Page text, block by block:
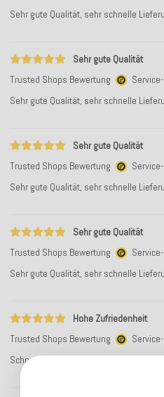
Sehr gute Qualität, sehr schnelle
Sehr gute Qualität
Trusted Shops Bewertung
Sehr gute Qualität, sehr schnelle
Sehr gute Qualität
Trusted Shops Bewertung
Sehr gute Qualität, sehr schnelle
Sehr gute Qualität
Trusted Shops Bewertung
Sehr gute Qualität, sehr schnelle
Hohe Zufriedenheit
Trusted Shops Bewertung
Schnelle Lieferung, sehr gute Qualität,